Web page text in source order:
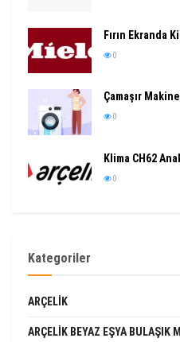
Fırın Ekranda
0
Çamaşır
0
Klima CH62
0
Kategoriler
ARÇELIK
ARÇELIK BEYAZ EŞYA BULAŞIK